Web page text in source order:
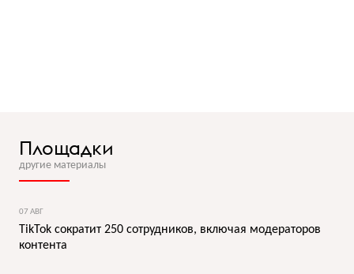
Площадки
другие материалы
07 АВГ
TikTok сократит 250 сотрудников, включая модераторов
контента